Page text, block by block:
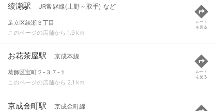
綾瀬駅 JR常磐線(上野～取手) など
足立区綾瀬３丁目
このページの店舗から 1.9 km
ルート
を見る
お花茶屋駅 京成本線
葛飾区宝町２-３７-１
このページの店舗から 2.1 km
ルート
を見る
京成金町駅 京成金町線